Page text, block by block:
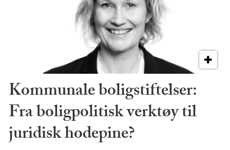
Kommunale boligstiftelser:
Fra boligpolitisk verktøy til
juridisk hodepine?